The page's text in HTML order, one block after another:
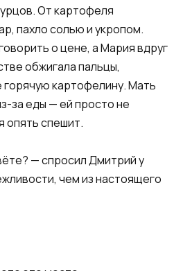
От картофеля
пахло солью и укропом.
о цене, а Мария вдруг
обжигала пальцы,
картофелину. Мать
за еды — ей просто не
опять спешит.
— спросил Дмитрий у
чем из настоящего